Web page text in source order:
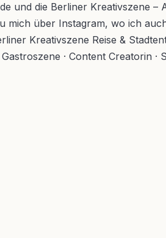
und die Berliner Kreativszene
über Instagram, wo ich
Kreativszene Reise &
· Content Creatorin ·